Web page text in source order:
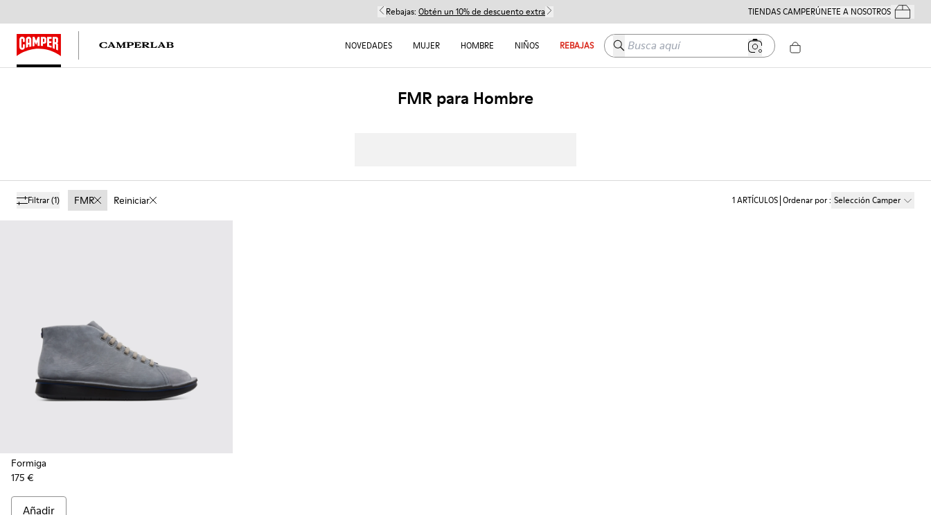
Rebajas: Obtén un 10% de descuento extra TIENDAS CAMPERÚNETE A NOSOTROSTus
NOVEDADES MUJER HOMBRE NIÑOS REBAJAS Busca aquí
FMR para Hombre
Filtrar(1) FMR Reiniciar 1ARTÍCULOS Ordenar por: Selección Camper
Formiga
175 €
Añadir